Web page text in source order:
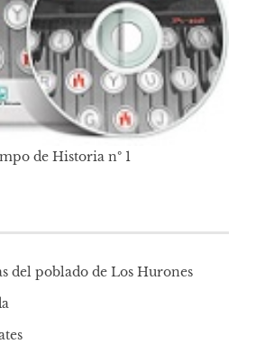
de Historia nº 1
del poblado de Los Hurones